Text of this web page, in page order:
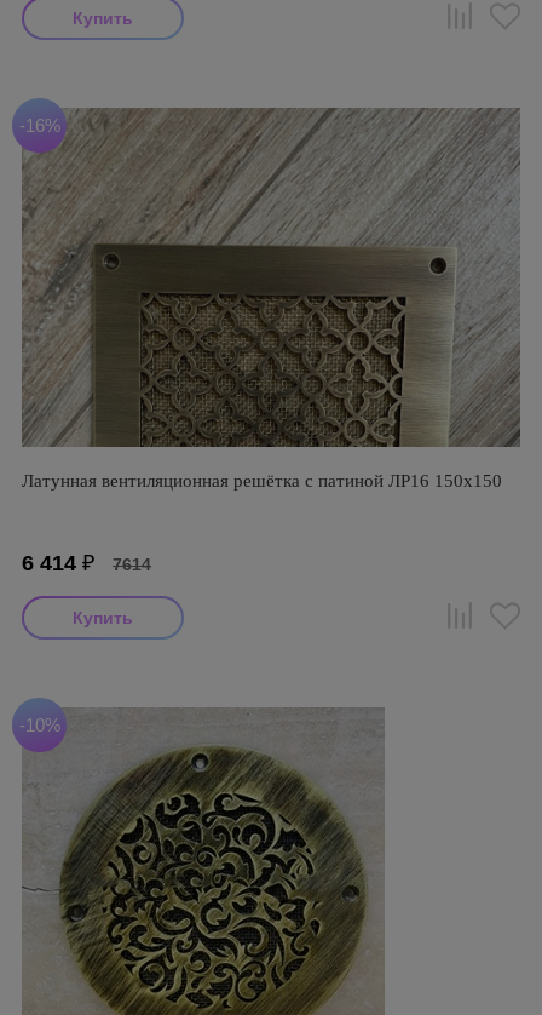
-16%
Латунная вентиляционная решётка с патиной ЛР16 150х150
6 414 ₽ 7614
-10%